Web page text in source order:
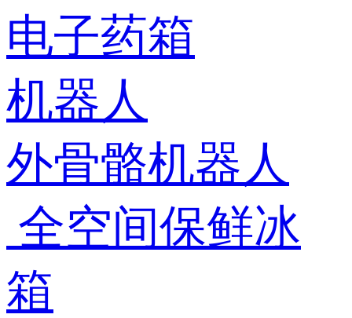
电子药箱
机器人
外骨骼机器人
全空间保鲜冰
箱